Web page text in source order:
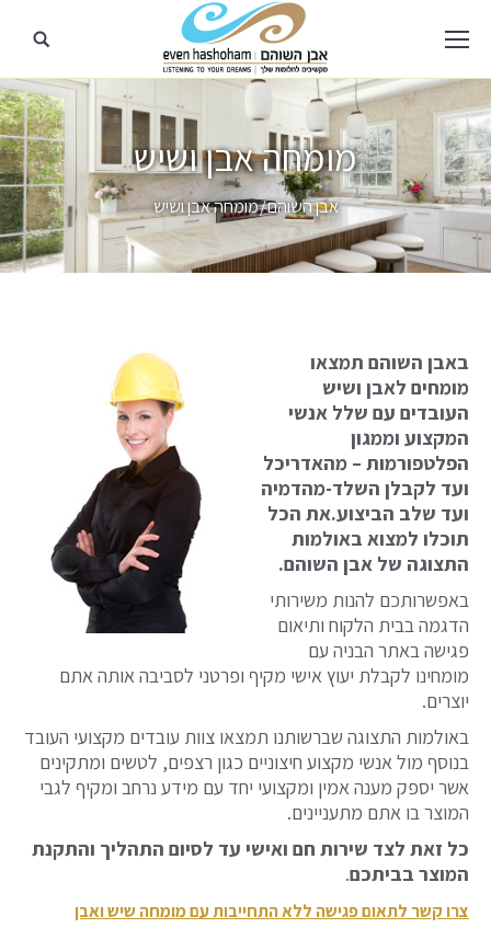
מומחה אבן ושיש
מיקומך כאן אבן השוהם מומחה אבן ושיש
באבן השוהם תמצאו
מומחים לאבן ושיש
העובדים עם שלל אנשי
המקצוע וממגון
הפלטפורמות – מהאדריכל
ועד לקבלן השלד-מהדמיה
ועד שלב הביצוע.את הכל
תוכלו למצוא באולמות
התצוגה של אבן השוהם.
באפשרותכם להנות משירותי
הדגמה בבית הלקוח ותיאום
פגישה באתר הבניה עם
מומחינו לקבלת יעוץ אישי מקיף ופרטני לסביבה אותה אתם
יוצרים.
באולמות התצוגה שברשותנו תמצאו צוות עובדים מקצועי העובד
בנוסף מול אנשי מקצוע חיצוניים כגון רצפים, לטשים ומתקינים
אשר יספק מענה אמין ומקצועי יחד עם מידע נרחב ומקיף לגבי
המוצר בו אתם מתעניינים.
כל זאת לצד שירות חם ואישי עד לסיום התהליך והתקנת
המוצר בביתכם.
צרו קשר לתאום פגישה ללא התחייבות עם מומחה שיש ואבן